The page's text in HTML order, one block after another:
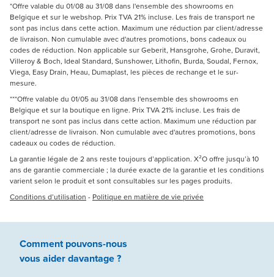
*Offre valable du 01/08 au 31/08 dans l'ensemble des showrooms en
Belgique et sur le webshop. Prix TVA 21% incluse. Les frais de transport ne
sont pas inclus dans cette action. Maximum une réduction par client/adresse
de livraison. Non cumulable avec d'autres promotions, bons cadeaux ou
codes de réduction. Non applicable sur Geberit, Hansgrohe, Grohe, Duravit,
Villeroy & Boch, Ideal Standard, Sunshower, Lithofin, Burda, Soudal, Fernox,
Viega, Easy Drain, Heau, Dumaplast, les pièces de rechange et le sur-
mesure.
***Offre valable du 01/05 au 31/08 dans l'ensemble des showrooms en
Belgique et sur la boutique en ligne. Prix TVA 21% incluse. Les frais de
transport ne sont pas inclus dans cette action. Maximum une réduction par
client/adresse de livraison. Non cumulable avec d'autres promotions, bons
cadeaux ou codes de réduction.
La garantie légale de 2 ans reste toujours d’application. X²O offre jusqu’à 10
ans de garantie commerciale ; la durée exacte de la garantie et les conditions
varient selon le produit et sont consultables sur les pages produits.
Conditions d’utilisation - Politique en matière de vie privée
Comment pouvons-nous
vous aiderdavantage ?